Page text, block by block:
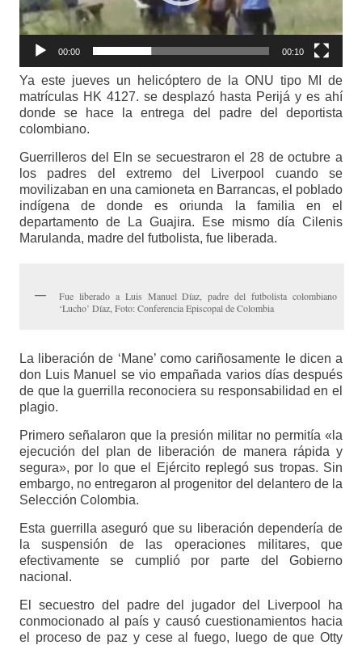
00:00 00:10
Ya este jueves un helicóptero de la ONU tipo MI de
matrículas HK 4127. se desplazó hasta Perijá y es ahí
donde se hace la entrega del padre del deportista
colombiano.
Guerrilleros del Eln se secuestraron el 28 de octubre a
los padres del extremo del Liverpool cuando se
movilizaban en una camioneta en Barrancas, el poblado
indígena de donde es oriunda la familia en el
departamento de La Guajira. Ese mismo día Cilenis
Marulanda, madre del futbolista, fue liberada.
Fue liberado a Luis Manuel Díaz, padre del futbolista colombiano
‘Lucho’ Díaz, Foto: Conferencia Episcopal de Colombia
La liberación de ‘Mane’ como cariñosamente le dicen a
don Luis Manuel se vio empañada varios días después
de que la guerrilla reconociera su responsabilidad en el
plagio.
Primero señalaron que la presión militar no permitía «la
ejecución del plan de liberación de manera rápida y
segura», por lo que el Ejército replegó sus tropas. Sin
embargo, no entregaron al progenitor del delantero de la
Selección Colombia.
Esta guerrilla aseguró que su liberación dependería de
la suspensión de las operaciones militares, que
efectivamente se cumplió por parte del Gobierno
nacional.
El secuestro del padre del jugador del Liverpool ha
conmocionado al país y causó cuestionamientos hacia
el proceso de paz y cese al fuego, luego de que Otty